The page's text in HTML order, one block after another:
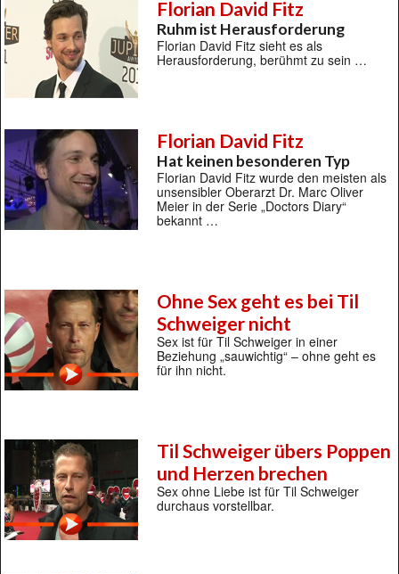
Florian David Fitz
Ruhm ist Herausforderung
Florian David Fitz sieht es als
Herausforderung, berühmt zu sein …
Florian David Fitz
Hat keinen besonderen Typ
Florian David Fitz wurde den meisten als
unsensibler Oberarzt Dr. Marc Oliver
Meier in der Serie „Doctors Diary“
bekannt …
Ohne Sex geht es bei Til
Schweiger nicht
Sex ist für Til Schweiger in einer
Beziehung „sauwichtig“ – ohne geht es
für ihn nicht.
Til Schweiger übers Poppen
und Herzen brechen
Sex ohne Liebe ist für Til Schweiger
durchaus vorstellbar.